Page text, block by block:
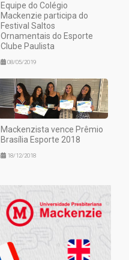
Equipe do Colégio
Mackenzie participa do
Festival Saltos
Ornamentais do Esporte
Clube Paulista
08/05/2019
Mackenzista vence Prêmio
Brasília Esporte 2018
18/12/2018